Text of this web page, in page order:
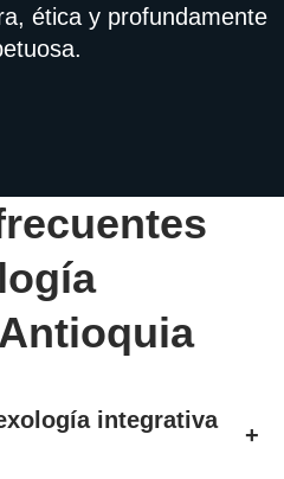
ética y profundamente
integrativa
+